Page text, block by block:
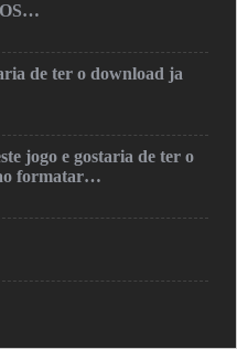
de ter o download ja
jogo e gostaria de ter o
formatar…